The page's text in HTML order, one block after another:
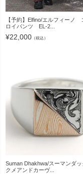
【予約】Elfino/エルフィーノ
ロイパンツ EL-2...
¥22,000 （税込）
Suman Dhakhwa/スーマンダ
クメアンドカーヴ...